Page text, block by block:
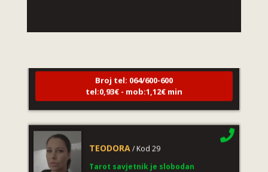
Tarot savjetnik je zauzet
Broj tel: 064/600-600
tel:0,93€ - mob:1,12€ min